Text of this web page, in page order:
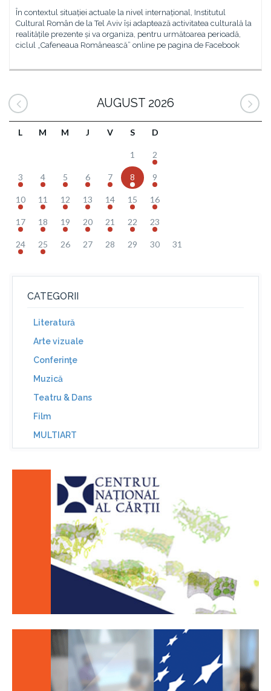
În contextul situației actuale la nivel internațional, Institutul
Cultural Român de la Tel Aviv își adaptează activitatea culturală la
realitățile prezente și va organiza, pentru următoarea perioadă,
ciclul „Cafeneaua Românească” online pe pagina de Facebook
AUGUST 2026
L M M J V S D
1 2
3 4 5 6 7 8 9
10 11 12 13 14 15 16
17 18 19 20 21 22 23
24 25 26 27 28 29 30 31
CATEGORII
Literatură
Arte vizuale
Conferinţe
Muzică
Teatru & Dans
Film
MULTIART